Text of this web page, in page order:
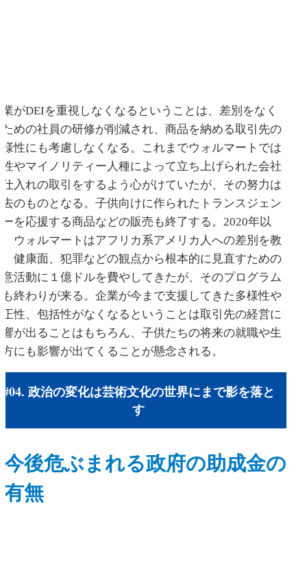
がDEIを重視しなくなるということは、差別をなく
めの社員の研修が削減され、商品を納める取引先の
性にも考慮しなくなる。これまでウォルマートでは
やマイノリティー人種によって立ち上げられた会社
入れの取引をするよう心がけていたが、その努力は
のものとなる。子供向けに作られたトランスジェン
を応援する商品などの販売も終了する。2020年以
ウォルマートはアフリカ系アメリカ人への差別を教
健康面、犯罪などの観点から根本的に見直すための
活動に１億ドルを費やしてきたが、そのプログラム
終わりが来る。企業が今まで支援してきた多様性や
性、包括性がなくなるということは取引先の経営に
が出ることはもちろん、子供たちの将来の就職や生
にも影響が出てくることが懸念される。
#04. 政治の変化は芸術文化の世界にまで影を落と
す
今後危ぶまれる政府の助成金の
有無